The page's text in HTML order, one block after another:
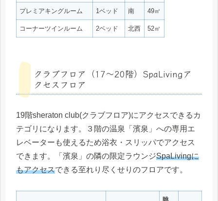
プレミアキングルーム 1ベッド 南 49㎡
コーナーツインルーム 2ベッド 北西 52㎡
クラブフロア（17〜20階）SpaLivingア
クセスフロア
19階sheraton club(クラブフロア)にアクセスできるカ
テゴリになります。３階の温泉「濱泉」への専用エ
レベーターも使えるため浴衣・スリッパでアクセス
できます。「濱泉」の隣の限定ラウンジSpaLivingに
もアクセスできる至れり尽くせりのフロアです。